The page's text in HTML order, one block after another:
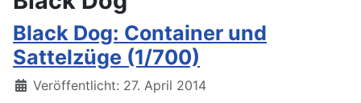
Black Dog: Container und
Sattelzüge (1/700)
Details
Veröffentlicht: 27. April 2014